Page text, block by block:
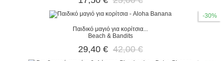
-30%
Παιδικό μαγιό για κορίτσια...
Beach & Bandits
29,40 € 42,00 €